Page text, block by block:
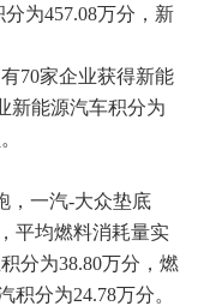
为457.08万分，新
70家企业获得新能
新能源汽车积分为
平均燃料消耗量实
分为38.80万分，燃
积分为24.78万分。